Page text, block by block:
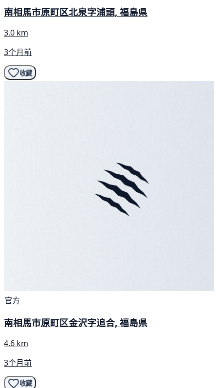
南相馬市原町区北泉字浦頭, 福島県
3.0 km
3个月前
收藏
官方
南相馬市原町区金沢字追合, 福島県
4.6 km
3个月前
收藏